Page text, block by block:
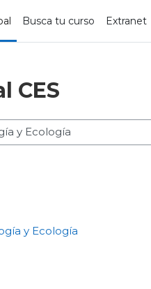
Busca tu curso Extranet
CES
y Ecología